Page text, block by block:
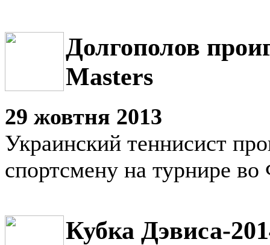
Долгополов
Masters
29 жовтня 2013
Украинский теннисист
спортсмену на турнире
Кубка Дэвиса-